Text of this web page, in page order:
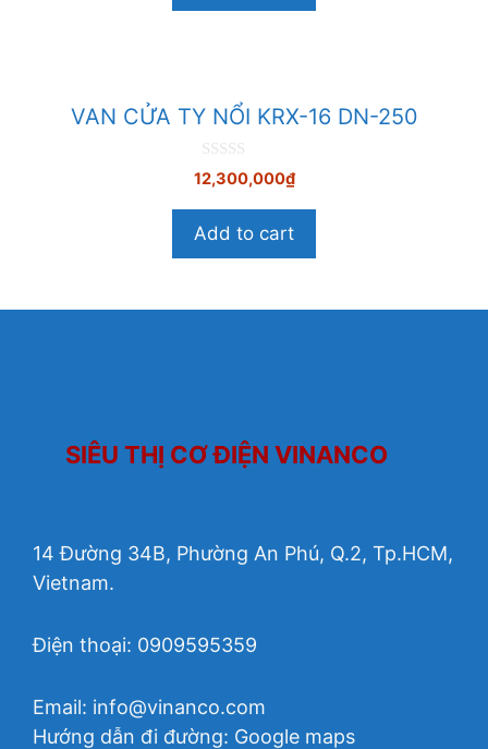
5
VAN CỬA TY NỔI KRX-16 DN-250
0
n
à
5
12,300,000₫
Add to cart
SIÊU THỊ CƠ ĐIỆN VINANCO
14 Đường 34B, Phường An Phú, Q.2, Tp.HCM,
Vietnam.
Điện thoại: 0909595359
Email: info@vinanco.com
Hướng dẫn đi đường: Google maps